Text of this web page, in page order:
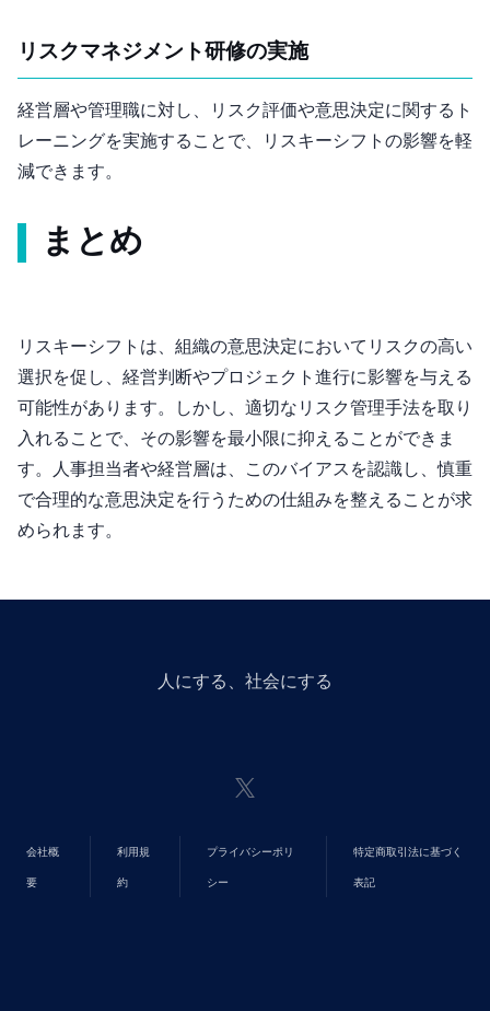
リスクマネジメント研修の実施
経営層や管理職に対し、リスク評価や意思決定に関するト
レーニングを実施することで、リスキーシフトの影響を軽
減できます。
まとめ
リスキーシフトは、組織の意思決定においてリスクの高い
選択を促し、経営判断やプロジェクト進行に影響を与える
可能性があります。しかし、適切なリスク管理手法を取り
入れることで、その影響を最小限に抑えることができま
す。人事担当者や経営層は、このバイアスを認識し、慎重
で合理的な意思決定を行うための仕組みを整えることが求
められます。
人にGiveする、社会にGiveする
会社概
要
利用規
約
プライバシーポリ
シー
特定商取引法に基づく
表記